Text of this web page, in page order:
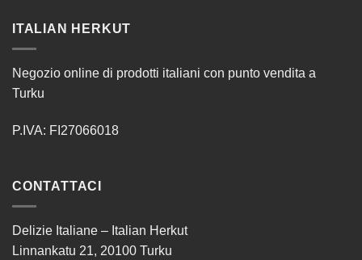
ITALIAN HERKUT
Negozio online di prodotti italiani con punto vendita a
Turku
P.IVA: FI27066018
CONTATTACI
Delizie Italiane – Italian Herkut
Linnankatu 21, 20100 Turku